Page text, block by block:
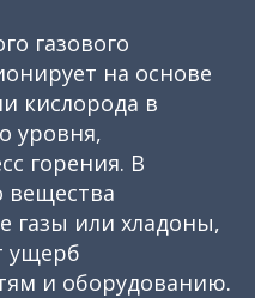
газового
на основе
кислорода в
уровня,
горения. В
вещества
газы или хладоны,
ущерб
и оборудованию.